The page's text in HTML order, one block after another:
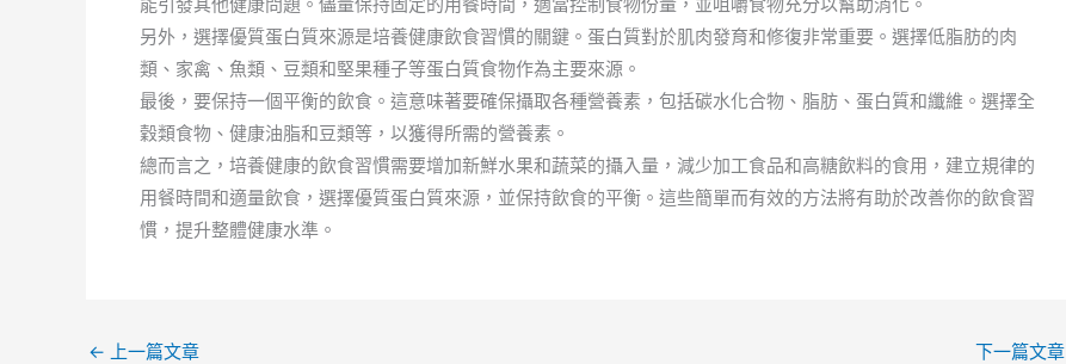
另外，選擇優質蛋白質來源是培養健康飲食習慣的關鍵。蛋白質對於肌肉發育和修復非常重要。選擇低脂肪的肉
類、家禽、魚類、豆類和堅果種子等蛋白質食物作為主要來源。
最後，要保持一個平衡的飲食。這意味著要確保攝取各種營養素，包括碳水化合物、脂肪、蛋白質和纖維。選擇全
穀類食物、健康油脂和豆類等，以獲得所需的營養素。
總而言之，培養健康的飲食習慣需要增加新鮮水果和蔬菜的攝入量，減少加工食品和高糖飲料的食用，建立規律的
用餐時間和適量飲食，選擇優質蛋白質來源，並保持飲食的平衡。這些簡單而有效的方法將有助於改善你的飲食習
慣，提升整體健康水準。
← 上一篇文章 下一篇文章